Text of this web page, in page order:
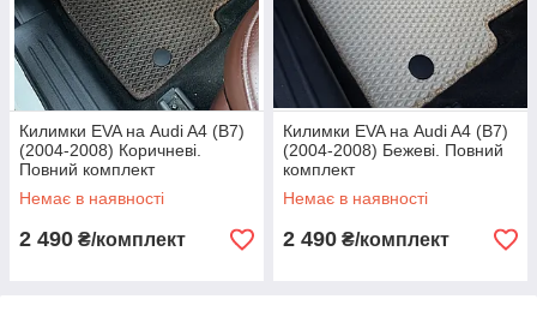
Килимки EVA на Audi A4 (B7)
(2004-2008) Коричневі.
Повний комплект
Немає в наявності
2 490 ₴/комплект
Килимки EVA на Audi A4 (B7)
(2004-2008) Бежеві. Повний
комплект
Немає в наявності
2 490 ₴/комплект